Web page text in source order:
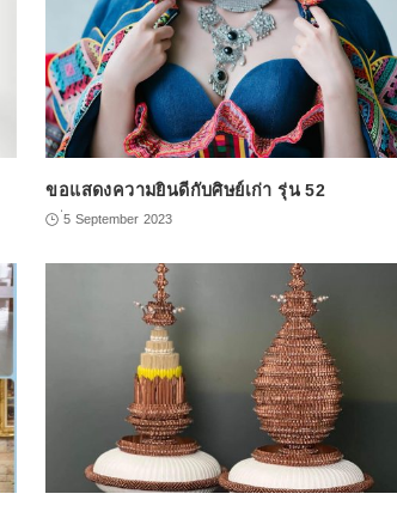
ขอแสดงความยินดีกับศิษย์เก่า รุ่น 52
่5 September 2023